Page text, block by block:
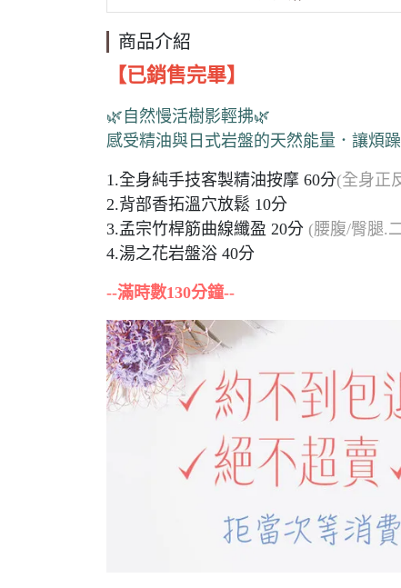
商品介紹
【已銷售完畢】
🌿自然慢活樹影輕拂🌿
感受精油與日式岩盤的天然能量．讓煩
1.全身純手技客製精油按摩 60分(全身正
2.背部香拓溫穴放鬆 10分
3.孟宗竹桿筋曲線纖盈 20分 (腰腹/臀腿.
4.湯之花岩盤浴 40分
--滿時數130分鐘--